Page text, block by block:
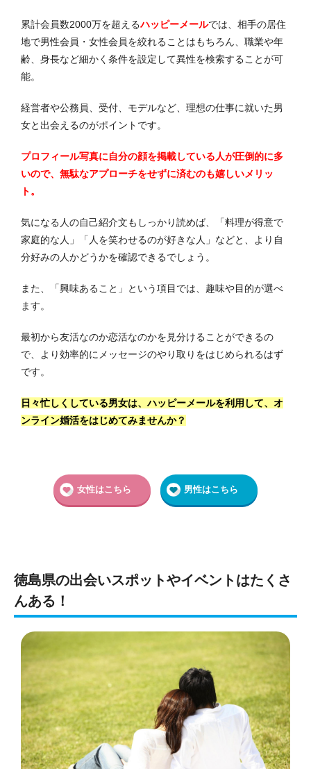
累計会員数2000万を超えるハッピーメールでは、相手の居住
地で男性会員・女性会員を絞れることはもちろん、職業や年
齢、身長など細かく条件を設定して異性を検索することが可
能。
経営者や公務員、受付、モデルなど、理想の仕事に就いた男
女と出会えるのがポイントです。
プロフィール写真に自分の顔を掲載している人が圧倒的に多
いので、無駄なアプローチをせずに済むのも嬉しいメリッ
ト。
気になる人の自己紹介文もしっかり読めば、「料理が得意で
家庭的な人」「人を笑わせるのが好きな人」などと、より自
分好みの人かどうかを確認できるでしょう。
また、「興味あること」という項目では、趣味や目的が選べ
ます。
最初から友活なのか恋活なのかを見分けることができるの
で、より効率的にメッセージのやり取りをはじめられるはず
です。
日々忙しくしている男女は、ハッピーメールを利用して、オ
ンライン婚活をはじめてみませんか？
女性はこちら 男性はこちら
徳島県の出会いスポットやイベントはたくさ
んある！